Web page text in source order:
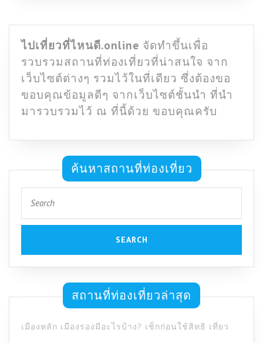
ไปเที่ยวที่ไหนดี.online จัดทำขึ้นเพื่อ
รวบรวมสถานที่ท่องเที่ยวที่น่าสนใจ จาก
เว็บไซต์ต่างๆ รวมไว้ในที่เดียว ซึ่งต้องขอ
ขอบคุณข้อมูลดีๆ จากเว็บไซต์ชั้นนำ ที่นำ
มารวบรวมไว้ ณ ที่นี้ด้วย ขอบคุณครับ
ค้นหาสถานที่ท่องเที่ยว
for:
สถานที่ท่องเที่ยวล่าสุด
เมืองหลัก เมืองรองมีอะไรบ้าง? เช็กก่อนใช้สิทธิ เที่ยว